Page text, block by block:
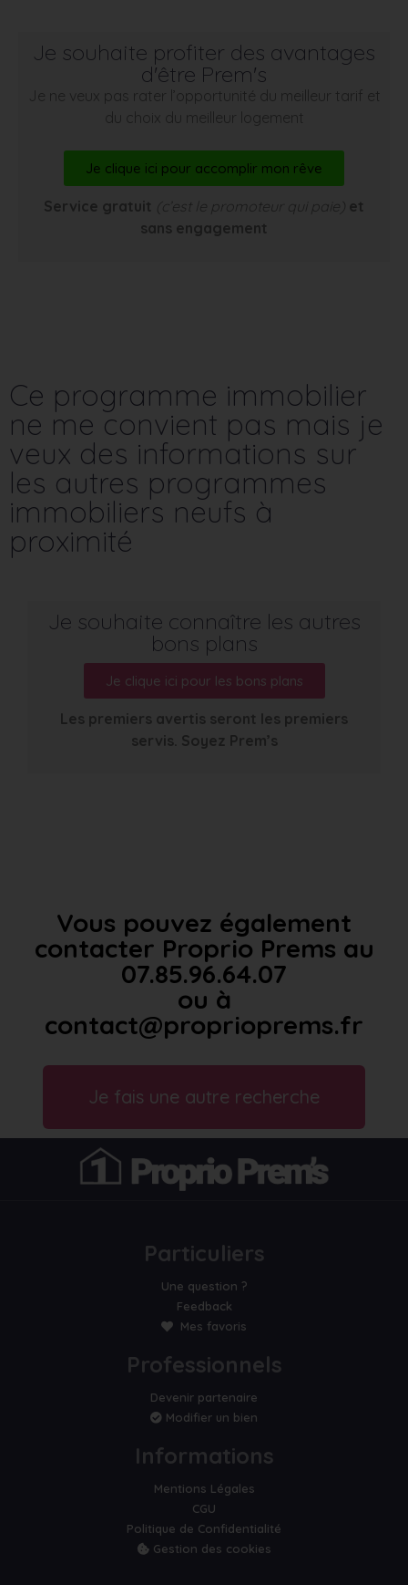
Je souhaite profiter des avantages
d'être Prem's
Je ne veux pas rater l’opportunité du meilleur tarif et
du choix du meilleur logement
Je clique ici pour accomplir mon rêve
Service gratuit (c’est le promoteur qui paie) et
sans engagement
Ce programme immobilier
ne me convient pas mais je
veux des informations sur
les autres programmes
immobiliers neufs à
proximité
Je souhaite connaître les autres
bons plans
Je clique ici pour les bons plans
Les premiers avertis seront les premiers
servis. Soyez Prem’s
Vous pouvez également
contacter Proprio Prems au
07.85.96.64.07
ou à
contact@proprioprems.fr
Je fais une autre recherche
Particuliers
Une question ?
Feedback
Mes favoris
Professionnels
Devenir partenaire
Modifier un bien
Informations
Mentions Légales
CGU
Politique de Confidentialité
Gestion des cookies